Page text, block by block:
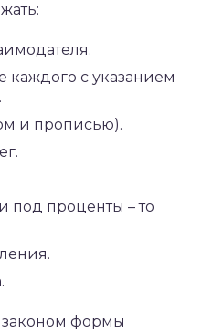
каждого с указанием
и прописью).
под проценты – то
законом формы